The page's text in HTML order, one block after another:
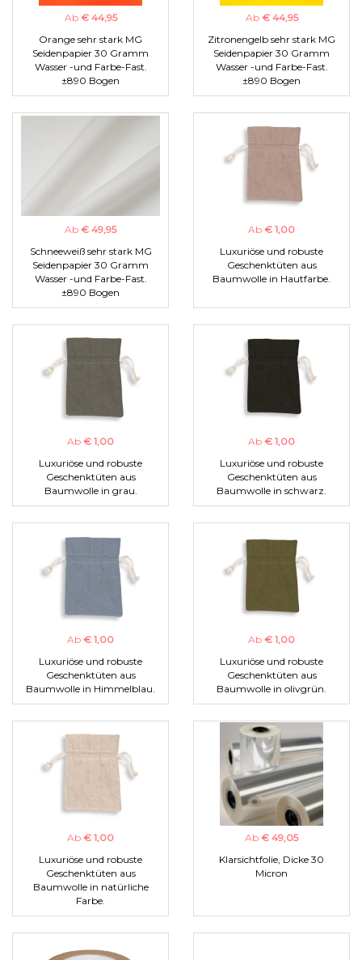
Ab € 44,95
Orange sehr stark MG
Seidenpapier 30 Gramm
Wasser -und Farbe-Fast.
±890 Bogen
Ab € 44,95
Zitronengelb sehr stark MG
Seidenpapier 30 Gramm
Wasser -und Farbe-Fast.
±890 Bogen
Ab € 49,95
Schneeweiß sehr stark MG
Seidenpapier 30 Gramm
Wasser -und Farbe-Fast.
±890 Bogen
Ab € 1,00
Luxuriöse und robuste
Geschenktüten aus
Baumwolle in Hautfarbe.
Ab € 1,00
Luxuriöse und robuste
Geschenktüten aus
Baumwolle in grau.
Ab € 1,00
Luxuriöse und robuste
Geschenktüten aus
Baumwolle in schwarz.
Ab € 1,00
Luxuriöse und robuste
Geschenktüten aus
Baumwolle in Himmelblau.
Ab € 1,00
Luxuriöse und robuste
Geschenktüten aus
Baumwolle in olivgrün.
Ab € 1,00
Luxuriöse und robuste
Geschenktüten aus
Baumwolle in natürliche
Farbe.
Ab € 49,05
Klarsichtfolie, Dicke 30
Micron